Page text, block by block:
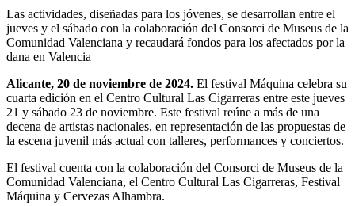
Las actividades, diseñadas para los jóvenes, se desarrollan entre el
jueves y el sábado con la colaboración del Consorci de Museus de la
Comunidad Valenciana y recaudará fondos para los afectados por la
dana en Valencia
Alicante, 20 de noviembre de 2024. El festival Máquina celebra su
cuarta edición en el Centro Cultural Las Cigarreras entre este jueves
21 y sábado 23 de noviembre. Este festival reúne a más de una
decena de artistas nacionales, en representación de las propuestas de
la escena juvenil más actual con talleres, performances y conciertos.
El festival cuenta con la colaboración del Consorci de Museus de la
Comunidad Valenciana, el Centro Cultural Las Cigarreras, Festival
Máquina y Cervezas Alhambra.